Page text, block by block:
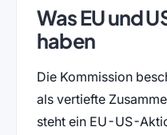
Was EU und
haben
Die Kommission
als vertiefte
steht ein EU-US-